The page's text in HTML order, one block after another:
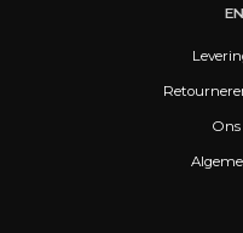
Ons